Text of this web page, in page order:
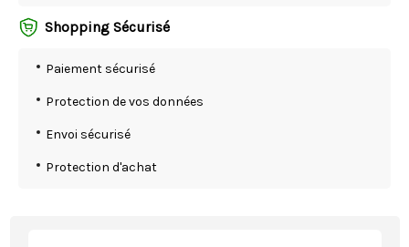
Shopping Sécurisé
Paiement sécurisé
Protection de vos données
Envoi sécurisé
Protection d'achat